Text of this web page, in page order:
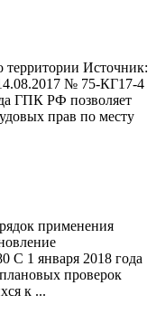
территории Источник:
№ 75-КГ17-4
ГПК РФ позволяет
прав по месту
применения
С 1 января 2018 года
проверок
к ...